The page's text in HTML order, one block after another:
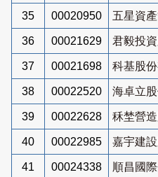
35 00020950 五星資
36 00021629 君毅投
37 00021698 科基股
38 00022520 海卓立
39 00022628 秝埜營
40 00022985 嘉宇建
41 00024338 順昌國